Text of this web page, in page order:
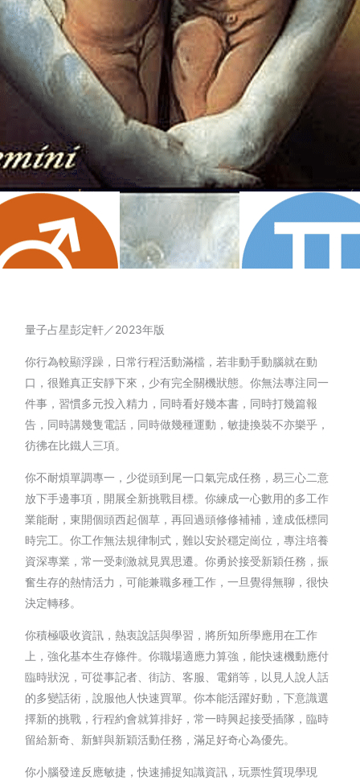
量子占星彭定軒／2023年版
你行為較顯浮躁，日常行程活動滿檔，若非動手動腦就在動
口，很難真正安靜下來，少有完全關機狀態。你無法專注同一
件事，習慣多元投入精力，同時看好幾本書，同時打幾篇報
告，同時講幾隻電話，同時做幾種運動，敏捷換裝不亦樂乎，
彷彿在比鐵人三項。
你不耐煩單調專一，少從頭到尾一口氣完成任務，易三心二意
放下手邊事項，開展全新挑戰目標。你練成一心數用的多工作
業能耐，東開個頭西起個草，再回過頭修修補補，達成低標同
時完工。你工作無法規律制式，難以安於穩定崗位，專注培養
資深專業，常一受刺激就見異思遷。你勇於接受新穎任務，振
奮生存的熱情活力，可能兼職多種工作，一旦覺得無聊，很快
決定轉移。
你積極吸收資訊，熱衷說話與學習，將所知所學應用在工作
上，強化基本生存條件。你職場適應力算強，能快速機動應付
臨時狀況，可從事記者、街訪、客服、電銷等，以見人說人話
的多變話術，說服他人快速買單。你本能活躍好動，下意識選
擇新的挑戰，行程約會就算排好，常一時興起接受插隊，臨時
留給新奇、新鮮與新穎活動任務，滿足好奇心為優先。
你小腦發達反應敏捷，快速捕捉知識資訊，玩票性質現學現